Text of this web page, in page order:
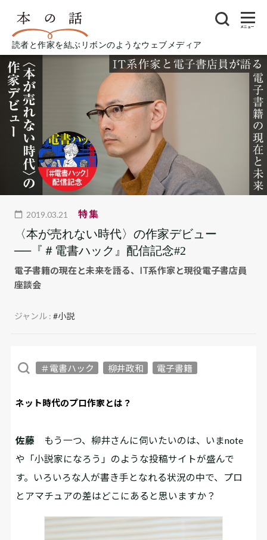
読者と作家を結ぶリボンのようなウェブメディア
メニュー
2019.03.21 特集
〈本が売れない時代〉の作家デビュー
──『＃電書ハック』配信記念#2
電子書籍の現在と未来を語る、IT系作家と現役電子書店員
座談会
ジャンル :#小説
＃電書ハック 柳井政和 電子書籍
ネット時代のプロ作家とは？
佐藤 もう一つ、柳井さんに伺いたいのは、いまnote
や「小説家になろう」のような投稿サイトが盛んで
す。いろいろな人が書き手となれる状況の中で、プロ
とアマチュアの差はどこにあると思いますか？